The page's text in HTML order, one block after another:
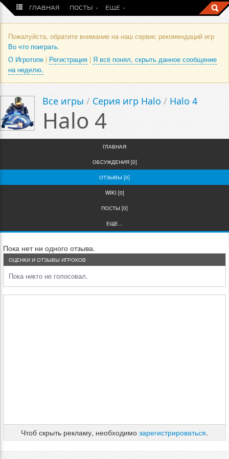
ГЛАВНАЯ ПОСТЫ ЕЩЕ
Пожалуйста, обратите внимание на наш сервис рекомендаций игр
Во что поиграть.
О Игротопе | Регистрация | Я всё понял, скрыть данное сообщение
на неделю.
Все игры / Серия игр Halo / Halo 4
Halo 4
ГЛАВНАЯ
ОБСУЖДЕНИЯ [0]
ОТЗЫВЫ [0]
WIKI [0]
ПОСТЫ [0]
ЕЩЕ...
Пока нет ни одного отзыва.
ОЦЕНКИ И ОТЗЫВЫ ИГРОКОВ
Пока никто не голосовал.
Чтоб скрыть рекламу, необходимо зарегистрироваться.